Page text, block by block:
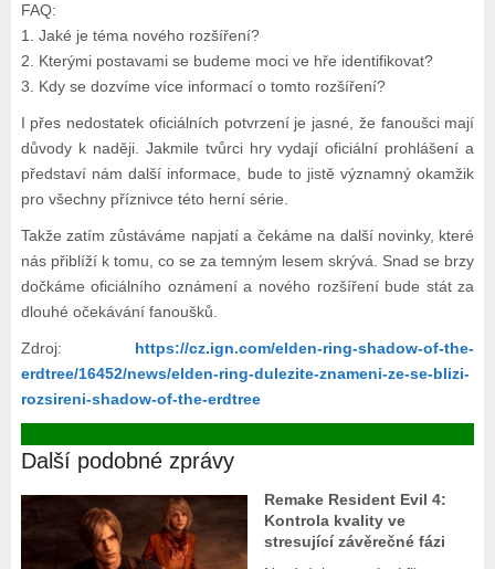
FAQ:
1. Jaké je téma nového rozšíření?
2. Kterými postavami se budeme moci ve hře identifikovat?
3. Kdy se dozvíme více informací o tomto rozšíření?
I přes nedostatek oficiálních potvrzení je jasné, že fanoušci mají
důvody k naději. Jakmile tvůrci hry vydají oficiální prohlášení a
představí nám další informace, bude to jistě významný okamžik
pro všechny příznivce této herní série.
Takže zatím zůstáváme napjatí a čekáme na další novinky, které
nás přiblíží k tomu, co se za temným lesem skrývá. Snad se brzy
dočkáme oficiálního oznámení a nového rozšíření bude stát za
dlouhé očekávání fanoušků.
Zdroj: https://cz.ign.com/elden-ring-shadow-of-the-
erdtree/16452/news/elden-ring-dulezite-znameni-ze-se-blizi-
rozsireni-shadow-of-the-erdtree
Další podobné zprávy
Remake Resident Evil 4:
Kontrola kvality ve
stresující závěrečné fázi